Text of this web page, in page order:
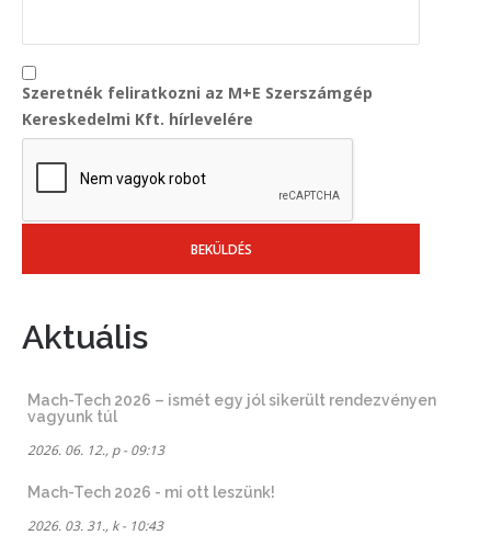
Szeretnék feliratkozni az M+E Szerszámgép
Kereskedelmi Kft. hírlevelére
Aktuális
Mach-Tech 2026 – ismét egy jól sikerült rendezvényen
vagyunk túl
2026. 06. 12., p - 09:13
Mach-Tech 2026 - mi ott leszünk!
2026. 03. 31., k - 10:43